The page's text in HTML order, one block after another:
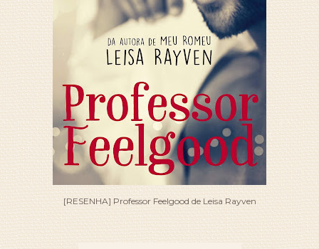
[RESENHA] Professor Feelgood de Leisa Rayven